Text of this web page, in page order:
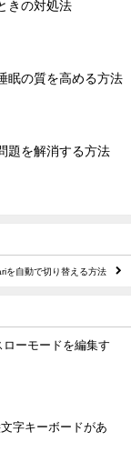
きの対処法
眠の質を高める方法
題を解消する方法
を自動で切り替える方法
ーモードを編集す
字キーボードがあ